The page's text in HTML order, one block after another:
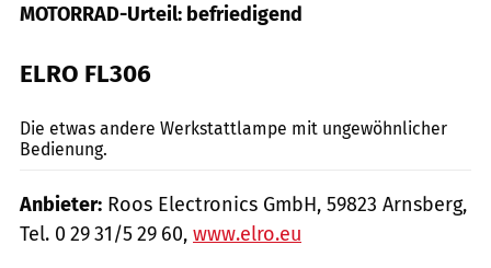
MOTORRAD-Urteil: befriedigend
ELRO FL306
Die etwas andere Werkstattlampe mit ungewöhnlicher
Bedienung.
Anbieter: Roos Electronics GmbH, 59823 Arnsberg,
Tel. 0 29 31/5 29 60, www.elro.eu